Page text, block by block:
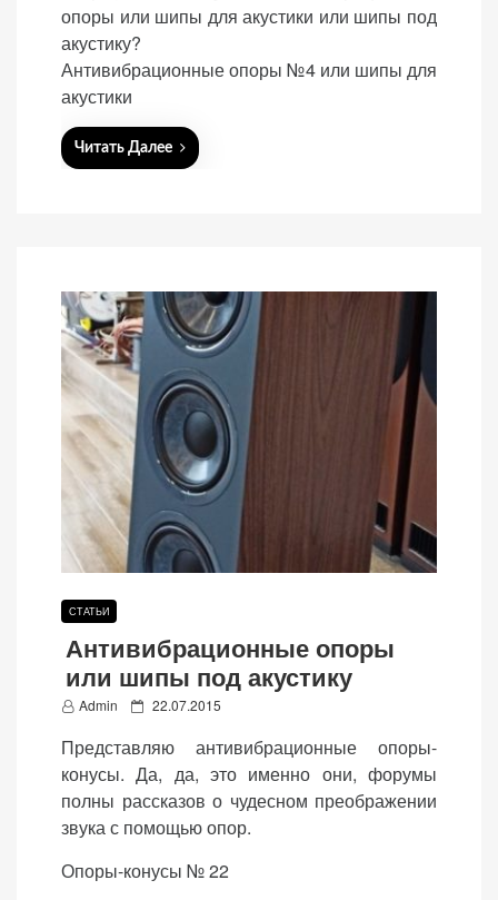
o
опоры или шипы для акустики или шипы под
акустику?
Антивибрационные опоры №4 или шипы для
акустики
Читать Далее
СТАТЬИ
Антивибрационные опоры
или шипы под акустику
Admin
P
s
t
e
d
o
22.07.2015
Представляю антивибрационные опоры-
конусы. Да, да, это именно они, форумы
полны рассказов о чудесном преображении
звука с помощью опор.
Опоры-конусы № 22